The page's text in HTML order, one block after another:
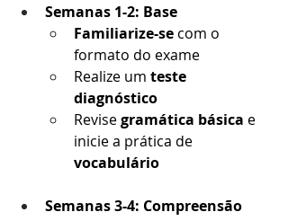
Semanas 1-2: Base
Familiarize-se com o
formato do exame
Realize um teste
diagnóstico
Revise gramática básica e
inicie a prática de
vocabulário
Semanas 3-4: Compreensão